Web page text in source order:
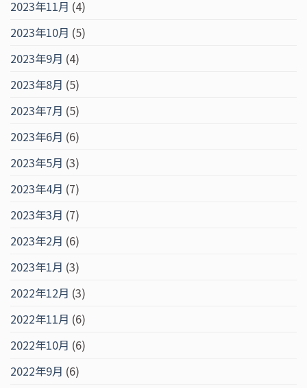
2023年11月 (4)
2023年10月 (5)
2023年9月 (4)
2023年8月 (5)
2023年7月 (5)
2023年6月 (6)
2023年5月 (3)
2023年4月 (7)
2023年3月 (7)
2023年2月 (6)
2023年1月 (3)
2022年12月 (3)
2022年11月 (6)
2022年10月 (6)
2022年9月 (6)